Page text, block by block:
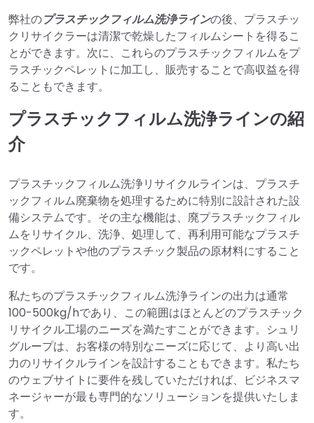
弊社のプラスチックフィルム洗浄ラインの後、プラスチッ
クリサイクラーは清潔で乾燥したフィルムシートを得るこ
とができます。次に、これらのプラスチックフィルムをプ
ラスチックペレットに加工し、販売することで高収益を得
ることもできます。
プラスチックフィルム洗浄ラインの紹
介
プラスチックフィルム洗浄リサイクルラインは、プラスチ
ックフィルム廃棄物を処理するために特別に設計された設
備システムです。その主な機能は、廃プラスチックフィル
ムをリサイクル、洗浄、処理して、再利用可能なプラスチ
ックペレットや他のプラスチック製品の原材料にすること
です。
私たちのプラスチックフィルム洗浄ラインの出力は通常
100-500kg/hであり、この範囲はほとんどのプラスチック
リサイクル工場のニーズを満たすことができます。シュリ
グループは、お客様の特別なニーズに応じて、より高い出
力のリサイクルラインを設計することもできます。私たち
のウェブサイトに要件を残していただければ、ビジネスマ
ネージャーが最も専門的なソリューションを提供いたしま
す。